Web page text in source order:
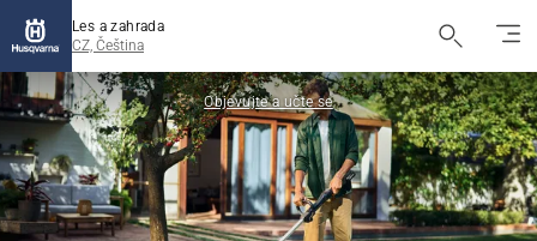
Les a zahrada
CZ, Čeština
Objevujte a učte se